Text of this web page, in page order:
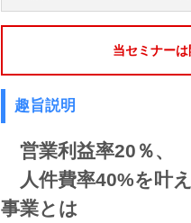
当セミナー
趣旨説明
営業利益率20％、
人件費率40%を叶
事業とは